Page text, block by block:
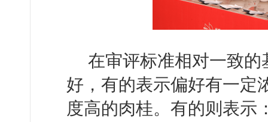
在审评标准相对一致
好，有的表示偏好有一定
度高的肉桂。有的则表示